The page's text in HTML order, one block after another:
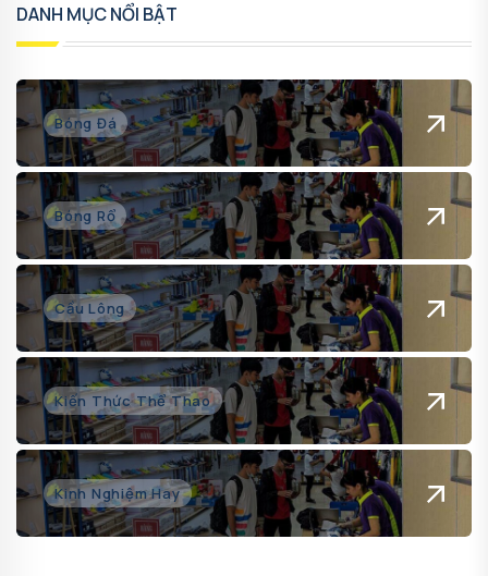
DANH MỤC NỔI BẬT
Bóng Đá
Bóng Rổ
Cầu Lông
Kiến Thức Thể Thao
Kinh Nghiệm Hay